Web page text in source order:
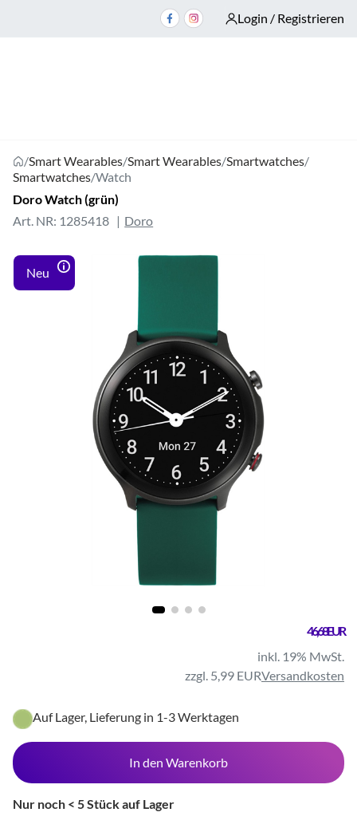
Login / Registrieren
/Smart Wearables/Smart Wearables/Smartwatches/
Smartwatches/Watch
Doro Watch (grün)
Art. NR: 1285418
Doro
Neu
46,68 EUR
inkl. 19% MwSt.
zzgl. 5,99 EURVersandkosten
Auf Lager, Lieferung in 1-3 Werktagen
In den Warenkorb
Nur noch < 5 Stück auf Lager